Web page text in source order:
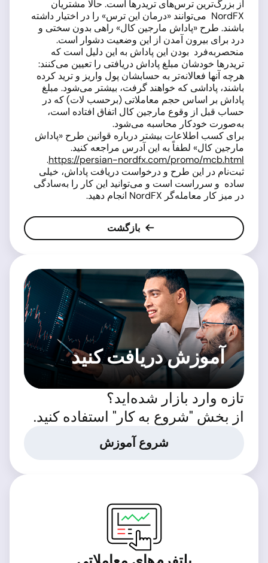
از بزرگ‌ترین ترس‌های تریدرها است. حالا مشتریان
NordFX می‌توانند «درمان این ترس» را در اختیار داشته
باشند. طرح «پاداش مارجین کال» راهی بدون سختی و
درد برای بیرون آمدن از این وضعیت دشوار است.
منحصربه‌فرد بودن این پاداش به این دلیل است که
تریدرها خودشان مبلغ پاداش دریافتی را تعیین می‌کنند:
هرچه آنها فعالانه‌تر به حسابشان پول واریز و ترید کرده
باشند، پاداشی که خواهند گرفت، بیشتر می‌شود. مبلغ
پاداش بر اساس حجم معاملاتی (برحسب لات) که در
حساب قبل از وقوع مارجین کال اتفاق افتاده است،
به‌صورت خودکار محاسبه می‌شود.
برای کسب اطلاعات بیشتر درباره قوانین طرح «پاداش
مارجین کال» لطفاً به این آدرس مراجعه کنید.
https://persian-nordfx.com/promo/mcb.html
.
ثبت‌نام در این طرح و درخواست دریافت پاداش، خیلی
ساده و سرراست است و می‌توانید این کار را به‌سادگی
در میز کار معامله‌گر NordFX انجام دهید.
بازگشت
آموزش دریافت کنید
تازه وارد بازار شده‌اید؟
از بخش "شروع به کار" استفاده کنید.
شروع آموزش